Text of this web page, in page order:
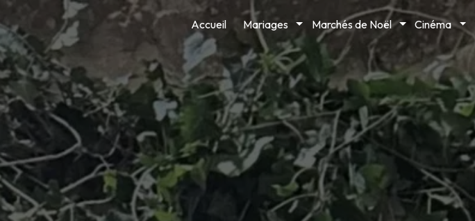
Accueil Mariages Marchés de Noël Cinéma
Panneau de gestion des cookies